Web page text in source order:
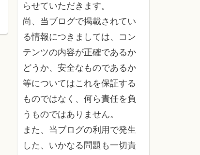
らせていただきます。
尚、当ブログで掲載されてい
る情報につきましては、コン
テンツの内容が正確であるか
どうか、安全なものであるか
等についてはこれを保証する
ものではなく、何ら責任を負
うものではありません。
また、当ブログの利用で発生
した、いかなる問題も一切責